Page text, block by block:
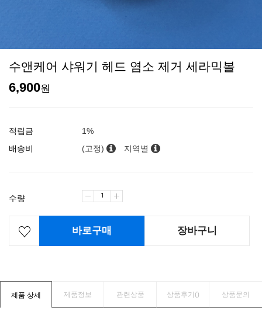
수앤케어 샤워기 헤드 염소 제거 세라믹볼
6,900원
적립금
1%
배송비
(고정) 지역별
수량
바로구매 장바구니
제품 상세 제품정보 관련상품 상품후기() 상품문의